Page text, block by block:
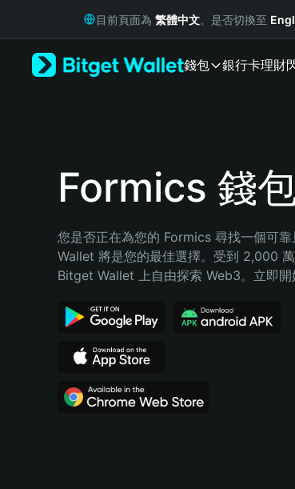
Русский
Bahasa Indonesia
Español (Argentina)
目前頁面為 繁體中文。是否切換至
錢包 銀行卡理財
Formics 錢
您是否正在為您的 Formics 尋找一個可
Wallet 將是您的最佳選擇。受到 2,000
Bitget Wallet 上自由探索 Web3。立即開